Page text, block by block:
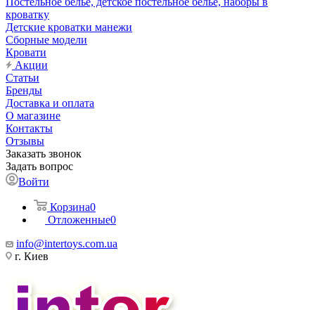
кроватку
Детские кроватки манежи
Сборные модели
Кровати
Акции
Статьи
Бренды
Доставка и оплата
О магазине
Контакты
Отзывы
Заказать звонок
Задать вопрос
Войти
Корзина0
Отложенные0
info@intertoys.com.ua
г. Киев